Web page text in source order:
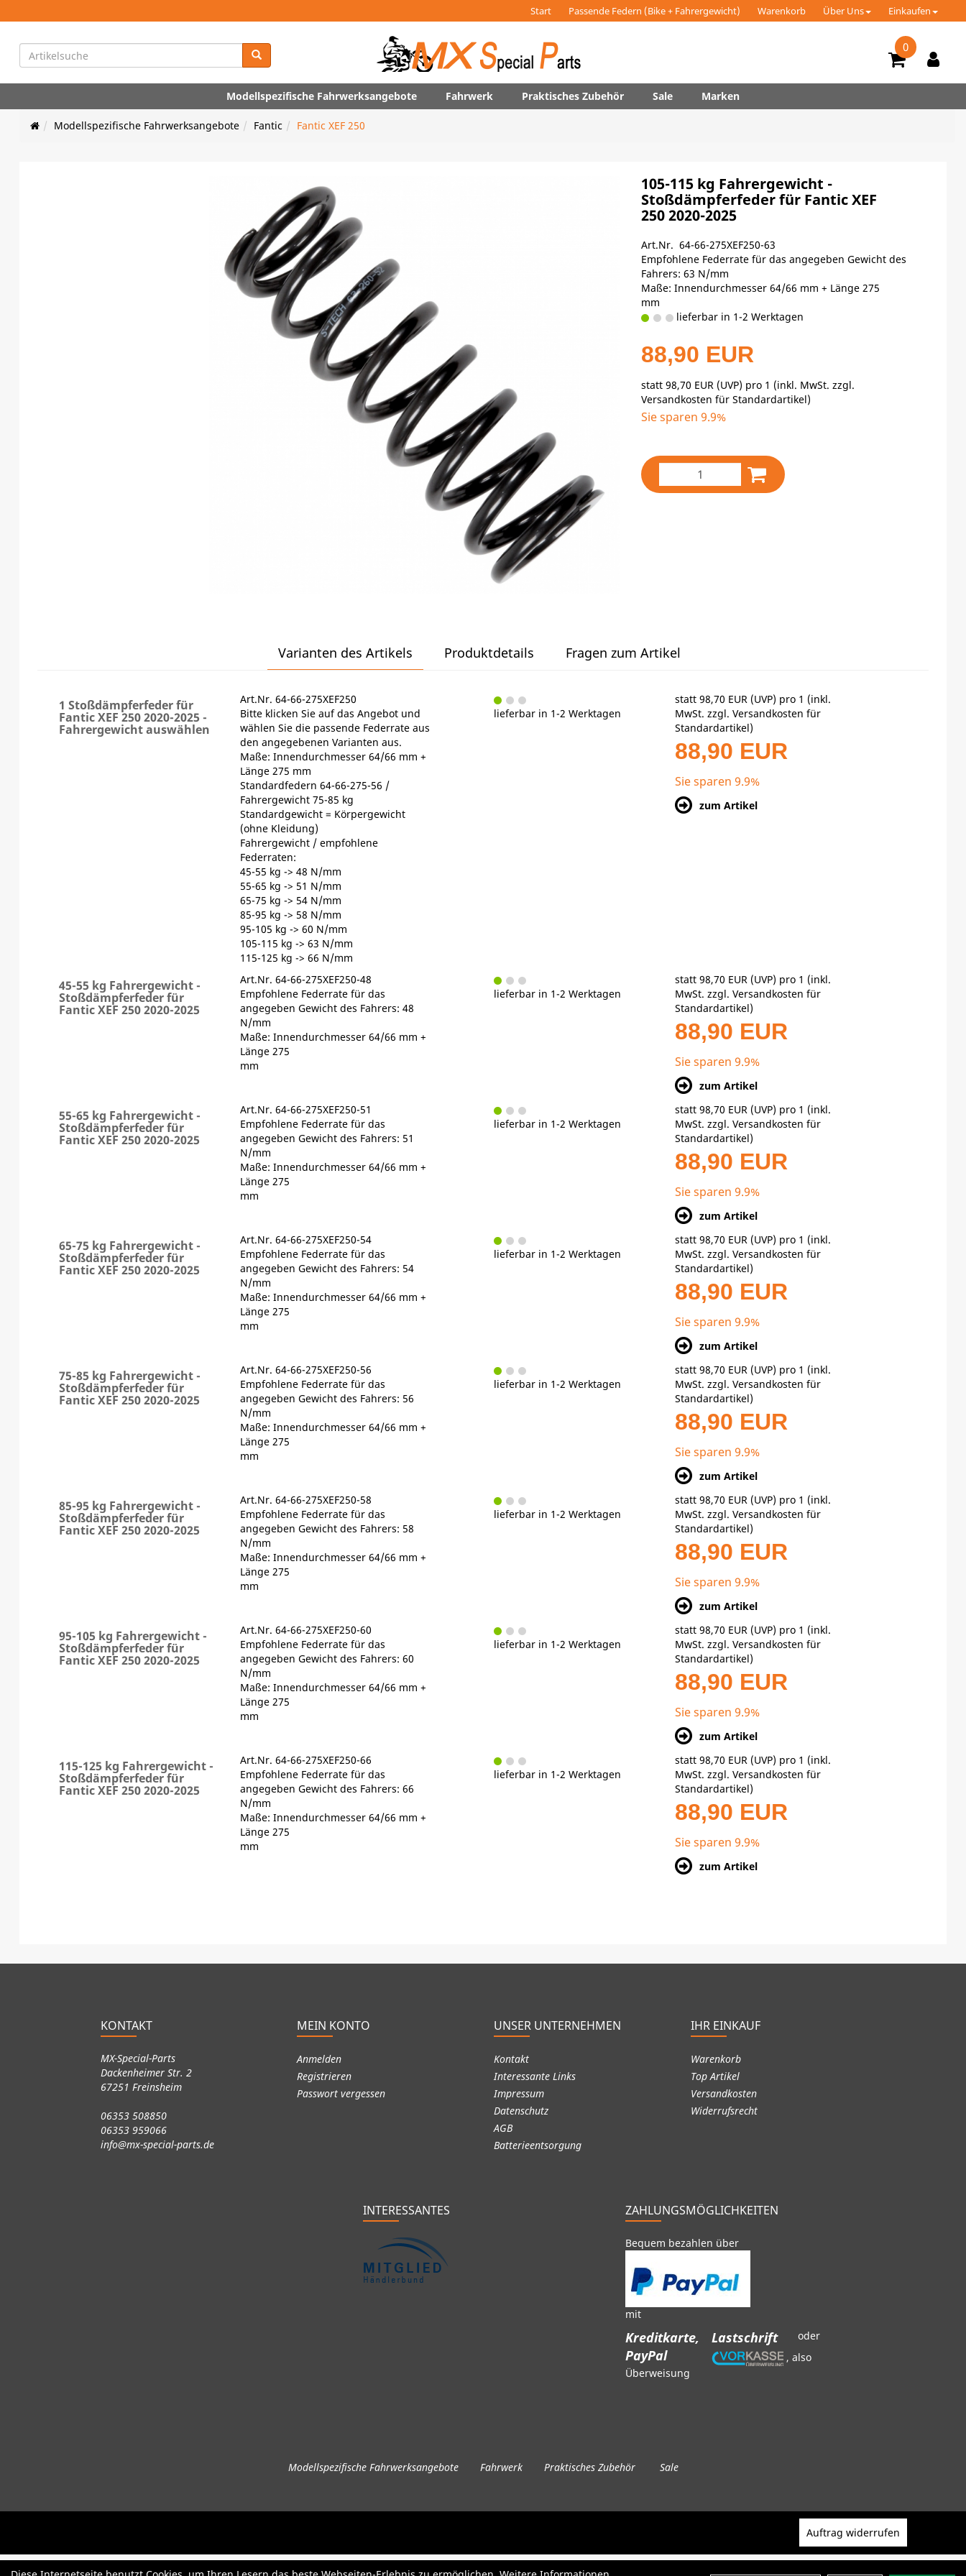
Start Passende Federn (Bike + Fahrergewicht) Warenkorb Über Uns Einkaufen
0
Modellspezifische Fahrwerksangebote Fahrwerk Praktisches Zubehör Sale Marken
Modellspezifische Fahrwerksangebote Fantic Fantic XEF 250
105-115 kg Fahrergewicht -
Stoßdämpferfeder für Fantic XEF
250 2020-2025
Art.Nr. 64-66-275XEF250-63
Empfohlene Federrate für das angegeben Gewicht des
Fahrers: 63 N/mm
Maße: Innendurchmesser 64/66 mm + Länge 275
mm
lieferbar in 1-2 Werktagen
88,90 EUR
statt98,70 EUR (UVP) pro 1 (inkl. MwSt. zzgl.
Versandkosten für Standardartikel)
Sie sparen 9.9%
Varianten des Artikels Produktdetails Fragen zum Artikel
1 Stoßdämpferfeder für
Fantic XEF 250 2020-2025 -
Fahrergewicht auswählen
Art.Nr. 64-66-275XEF250
Bitte klicken Sie auf das Angebot und
wählen Sie die passende Federrate aus
den angegebenen Varianten aus.
Maße: Innendurchmesser 64/66 mm +
Länge 275 mm
Standardfedern 64-66-275-56 /
Fahrergewicht 75-85 kg
Standardgewicht = Körpergewicht
(ohne Kleidung)
Fahrergewicht / empfohlene
Federraten:
45-55 kg -> 48 N/mm
55-65 kg -> 51 N/mm
65-75 kg -> 54 N/mm
85-95 kg -> 58 N/mm
95-105 kg -> 60 N/mm
105-115 kg -> 63 N/mm
115-125 kg -> 66 N/mm
lieferbar in 1-2 Werktagen
statt98,70 EUR (UVP) pro 1 (inkl.
MwSt. zzgl.Versandkosten für
Standardartikel)
88,90 EUR
Sie sparen 9.9%
zum Artikel
45-55 kg Fahrergewicht -
Stoßdämpferfeder für
Fantic XEF 250 2020-2025
Art.Nr. 64-66-275XEF250-48
Empfohlene Federrate für das
angegeben Gewicht des Fahrers: 48
N/mm
Maße: Innendurchmesser 64/66 mm +
Länge 275
mm
lieferbar in 1-2 Werktagen
statt98,70 EUR (UVP) pro 1 (inkl.
MwSt. zzgl.Versandkosten für
Standardartikel)
88,90 EUR
Sie sparen 9.9%
zum Artikel
55-65 kg Fahrergewicht -
Stoßdämpferfeder für
Fantic XEF 250 2020-2025
Art.Nr. 64-66-275XEF250-51
Empfohlene Federrate für das
angegeben Gewicht des Fahrers: 51
N/mm
Maße: Innendurchmesser 64/66 mm +
Länge 275
mm
lieferbar in 1-2 Werktagen
statt98,70 EUR (UVP) pro 1 (inkl.
MwSt. zzgl.Versandkosten für
Standardartikel)
88,90 EUR
Sie sparen 9.9%
zum Artikel
65-75 kg Fahrergewicht -
Stoßdämpferfeder für
Fantic XEF 250 2020-2025
Art.Nr. 64-66-275XEF250-54
Empfohlene Federrate für das
angegeben Gewicht des Fahrers: 54
N/mm
Maße: Innendurchmesser 64/66 mm +
Länge 275
mm
lieferbar in 1-2 Werktagen
statt98,70 EUR (UVP) pro 1 (inkl.
MwSt. zzgl.Versandkosten für
Standardartikel)
88,90 EUR
Sie sparen 9.9%
zum Artikel
75-85 kg Fahrergewicht -
Stoßdämpferfeder für
Fantic XEF 250 2020-2025
Art.Nr. 64-66-275XEF250-56
Empfohlene Federrate für das
angegeben Gewicht des Fahrers: 56
N/mm
Maße: Innendurchmesser 64/66 mm +
Länge 275
mm
lieferbar in 1-2 Werktagen
statt98,70 EUR (UVP) pro 1 (inkl.
MwSt. zzgl.Versandkosten für
Standardartikel)
88,90 EUR
Sie sparen 9.9%
zum Artikel
85-95 kg Fahrergewicht -
Stoßdämpferfeder für
Fantic XEF 250 2020-2025
Art.Nr. 64-66-275XEF250-58
Empfohlene Federrate für das
angegeben Gewicht des Fahrers: 58
N/mm
Maße: Innendurchmesser 64/66 mm +
Länge 275
mm
lieferbar in 1-2 Werktagen
statt98,70 EUR (UVP) pro 1 (inkl.
MwSt. zzgl.Versandkosten für
Standardartikel)
88,90 EUR
Sie sparen 9.9%
zum Artikel
95-105 kg Fahrergewicht -
Stoßdämpferfeder für
Fantic XEF 250 2020-2025
Art.Nr. 64-66-275XEF250-60
Empfohlene Federrate für das
angegeben Gewicht des Fahrers: 60
N/mm
Maße: Innendurchmesser 64/66 mm +
Länge 275
mm
lieferbar in 1-2 Werktagen
statt98,70 EUR (UVP) pro 1 (inkl.
MwSt. zzgl.Versandkosten für
Standardartikel)
88,90 EUR
Sie sparen 9.9%
zum Artikel
115-125 kg Fahrergewicht -
Stoßdämpferfeder für
Fantic XEF 250 2020-2025
Art.Nr. 64-66-275XEF250-66
Empfohlene Federrate für das
angegeben Gewicht des Fahrers: 66
N/mm
Maße: Innendurchmesser 64/66 mm +
Länge 275
mm
lieferbar in 1-2 Werktagen
statt98,70 EUR (UVP) pro 1 (inkl.
MwSt. zzgl.Versandkosten für
Standardartikel)
88,90 EUR
Sie sparen 9.9%
zum Artikel
KONTAKT
MX-Special-Parts
Dackenheimer Str. 2
67251 Freinsheim
06353 508850
06353 959066
info@mx-special-parts.de
MEIN KONTO
Anmelden
Registrieren
Passwort vergessen
UNSER UNTERNEHMEN
Kontakt
Interessante Links
Impressum
Datenschutz
AGB
Batterieentsorgung
IHR EINKAUF
Warenkorb
Top Artikel
Versandkosten
Widerrufsrecht
INTERESSANTES ZAHLUNGSMÖGLICHKEITEN
Bequem bezahlen über
mit
Kreditkarte,
Lastschrift
PayPal
oder
, also
Überweisung
Modellspezifische Fahrwerksangebote Fahrwerk Praktisches Zubehör Sale
Auftrag widerrufen